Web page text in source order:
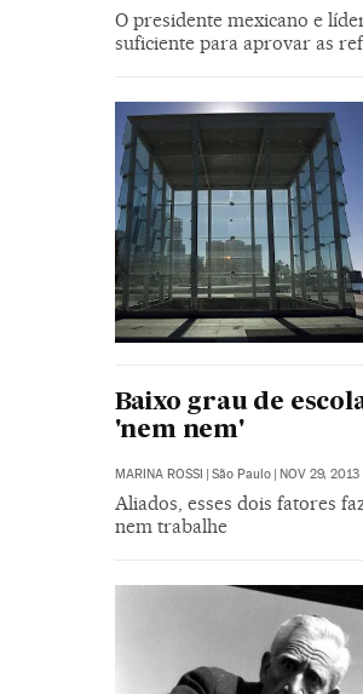
O presidente mexicano e
suficiente para aprovar as
Baixo grau de
'nem nem'
MARINA ROSSI São Paulo NOV 29,
Aliados, esses dois fatores
nem trabalhe